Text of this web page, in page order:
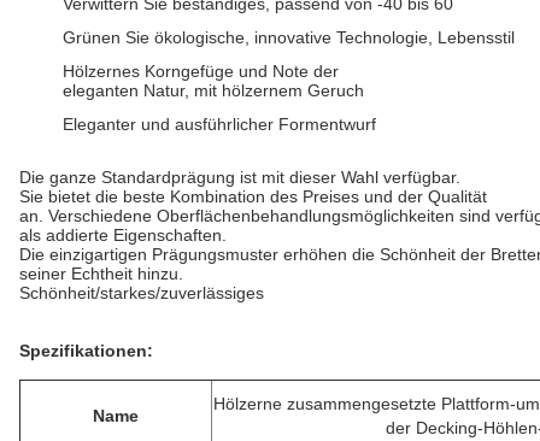
Grünen Sie ökologische, innovative Technologie, Lebensstil
Hölzernes Korngefüge und Note der
eleganten Natur, mit hölzernem Geruch
Eleganter und ausführlicher Formentwurf
Die ganze Standardprägung ist mit dieser Wahl verfügbar.
Sie bietet die beste Kombination des Preises und der Qualität
an. Verschiedene Oberflächenbehandlungsmöglichkeiten sind
als addierte Eigenschaften.
Die einzigartigen Prägungsmuster erhöhen die Schönheit der
seiner Echtheit hinzu.
Schönheit/starkes/zuverlässiges
Spezifikationen:
Name
Hölzerne zusammengesetzte Plattform-
der Decking-